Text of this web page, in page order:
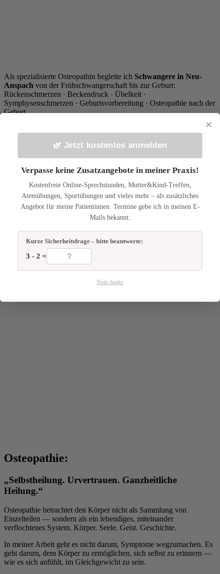
Als spezialisierte Osteopathin begleite ich Schwangere in Neu-
Anspach von der Frühschwangerschaft bis zur Geburt:
Rückenschmerzen · Beckendruck · Übelkeit ·
Symphysenschmerzen · Geburtsvorbereitung · Osteopathie nach der
Geburt
Osteopathie:
„Selbstheilung. Urvertrauen. Ganzheitliche
Heilung.“
Osteopathie betrachtet den Körper nicht als Sammlung von
Einzelteilen — sondern als ein lebendiges, miteinander
verflochtenes System. Körper. Seele. Geist. Geschichte.
In meiner Arbeit geht es nicht darum, Symptome wegzumachen. Es
geht darum, dem Körper zu ermöglichen, sich selbst zu erinnern —
wie es sich anfühlt, im Gleichgewicht zu sein.
×
🌿 Jetzt kostenlos anmelden
Verpasse keine Zusatzangebote in meiner Praxis!
Kostenfreie Online-Sprechstunden, Mutter&Kind-Treffen,
Atemübungen, Sportübungen und vieles mehr – als zusätzliches
Angebot für meine Patientinnen. Termine gebe ich in meinen E-
Mails bekannt.
Kurze Sicherheitsfrage – bitte beantworte:
3 - 2 =
Nein danke